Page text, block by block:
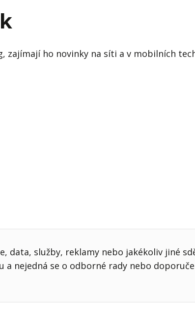
řízení
zajímají ho novinky na síti a v mobilních
data, služby, reklamy nebo jakékoliv jiné
a nejedná se o odborné rady nebo